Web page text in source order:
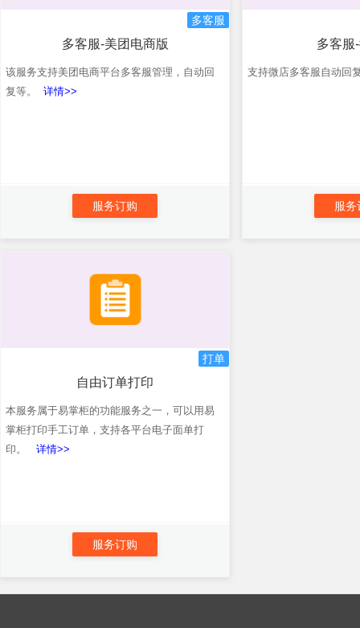
多客服
多客服-美团电商版
该服务支持美团电商平台多客服管理，自动回
复等。 详情>>
服务订购
多客服
支持微店多客服自动回
服务
打单
自由订单打印
本服务属于易掌柜的功能服务之一，可以用易
掌柜打印手工订单，支持各平台电子面单打
印。 详情>>
服务订购